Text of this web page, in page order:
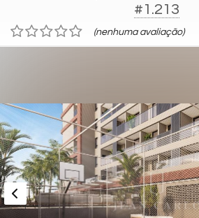
#1.213
(nenhuma avaliação)